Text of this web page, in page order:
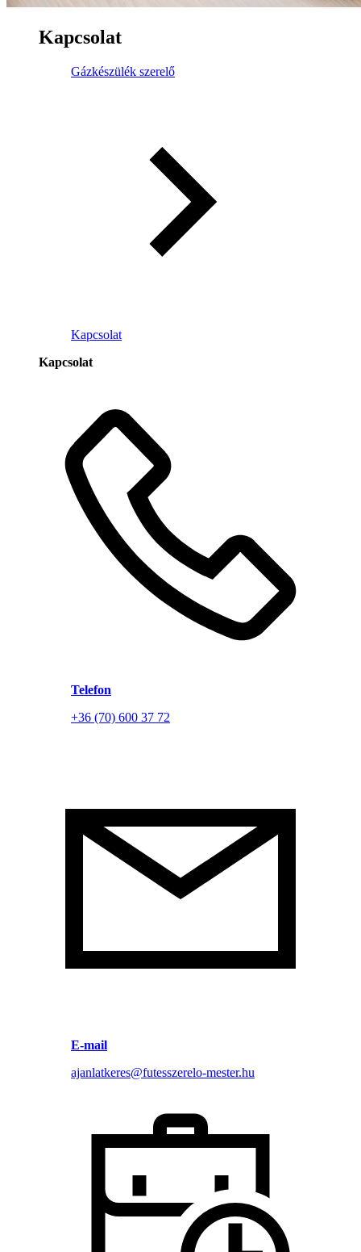
Kapcsolat
Gázkészülék szerelő
Kapcsolat
Kapcsolat
Telefon
+36 (70) 600 37 72
E-mail
ajanlatkeres@futesszerelo-mester.hu